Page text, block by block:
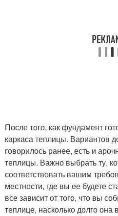
После того, как фундамент
каркаса теплицы. Вариантов
говорилось ранее, есть и
теплицы. Важно выбрать ту,
соответствовать вашим
местности, где вы ее будете
все зависит от того, что вы
теплице, насколько долго она